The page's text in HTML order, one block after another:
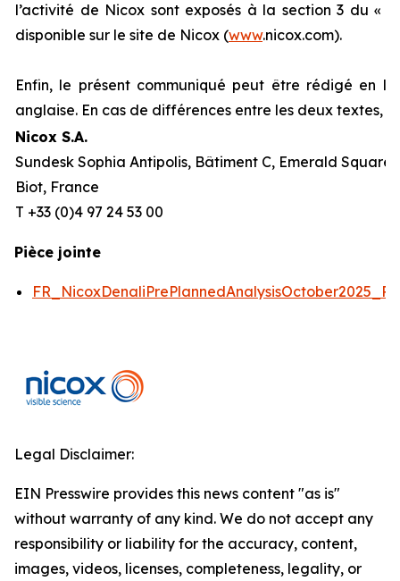
l’activité de Nicox sont exposés à la section 3 du «
disponible sur le site de Nicox (www.nicox.com).
Enfin, le présent communiqué peut être rédigé en
anglaise. En cas de différences entre les deux textes,
Nicox S.A.
Sundesk Sophia Antipolis, Bâtiment C, Emerald
Biot, France
T +33 (0)4 97 24 53 00
Pièce jointe
Legal Disclaimer:
EIN Presswire provides this news content "as is"
without warranty of any kind. We do not accept any
responsibility or liability for the accuracy, content,
images, videos, licenses, completeness, legality, or